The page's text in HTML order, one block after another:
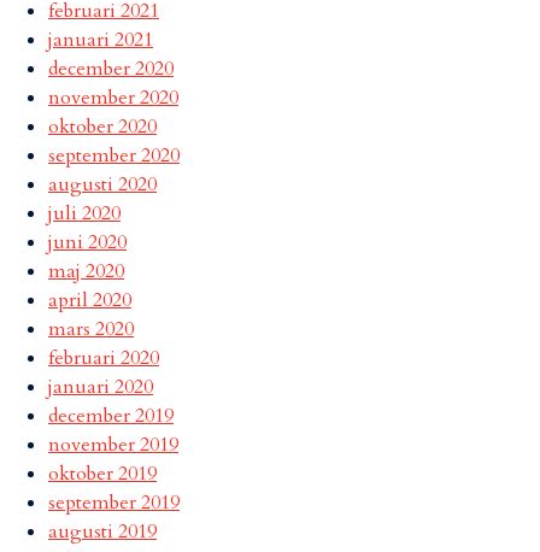
februari 2021
januari 2021
december 2020
november 2020
oktober 2020
september 2020
augusti 2020
juli 2020
juni 2020
maj 2020
april 2020
mars 2020
februari 2020
januari 2020
december 2019
november 2019
oktober 2019
september 2019
augusti 2019